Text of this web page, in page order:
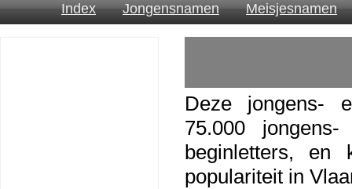
Index Jongensnamen Meisjesnamen
Deze jongens-
75.000
beginletters, en
populariteit in